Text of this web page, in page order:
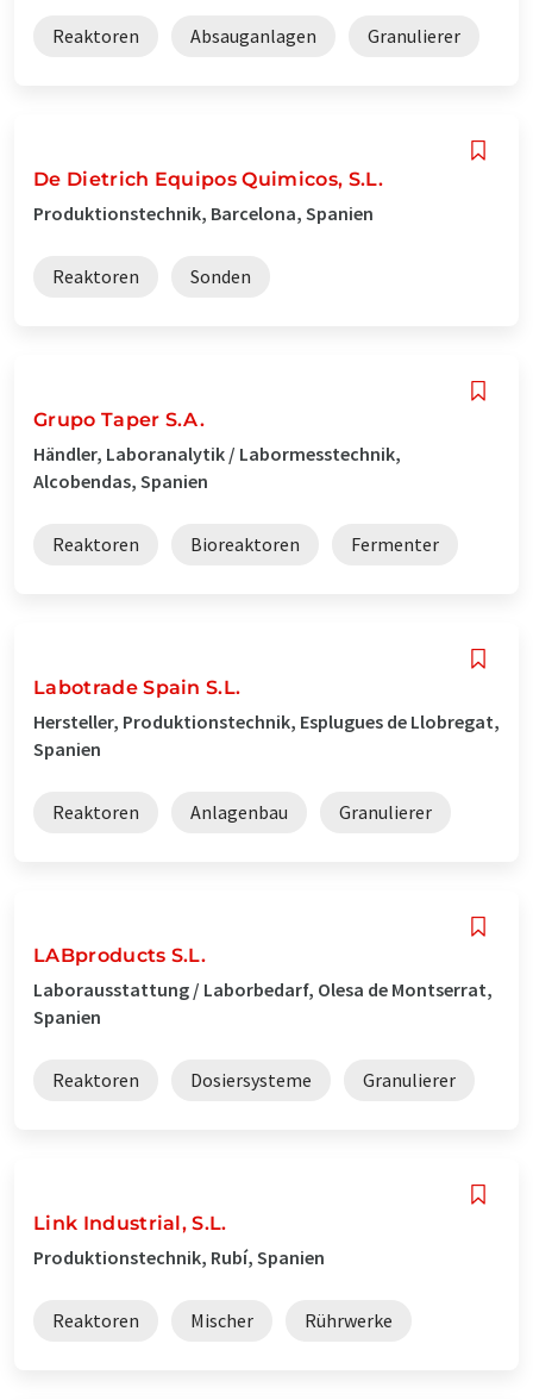
Reaktoren Absauganlagen Granulierer
De Dietrich Equipos Quimicos, S.L.
Produktionstechnik, Barcelona, Spanien
Reaktoren Sonden
Grupo Taper S.A.
Händler, Laboranalytik / Labormesstechnik,
Alcobendas, Spanien
Reaktoren Bioreaktoren Fermenter
Labotrade Spain S.L.
Hersteller, Produktionstechnik, Esplugues de Llobregat,
Spanien
Reaktoren Anlagenbau Granulierer
LABproducts S.L.
Laborausstattung / Laborbedarf, Olesa de Montserrat,
Spanien
Reaktoren Dosiersysteme Granulierer
Link Industrial, S.L.
Produktionstechnik, Rubí, Spanien
Reaktoren Mischer Rührwerke